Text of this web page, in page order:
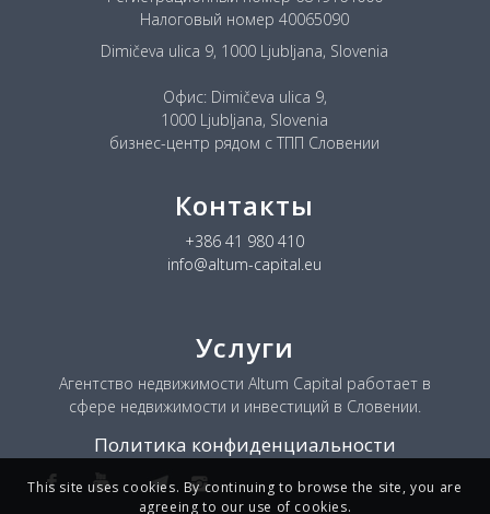
Налоговый номер 40065090
Dimičeva ulica 9, 1000 Ljubljana, Slovenia
Офис: Dimičeva ulica 9,
1000 Ljubljana, Slovenia
бизнес-центр рядом с ТПП Словении
Контакты
+386 41 980 410
info@altum-capital.eu
Услуги
Агентство недвижимости Altum Capital работает в
сфере недвижимости и инвестиций в Словении.
Политика конфиденциальности
This site uses cookies. By continuing to browse the site, you are
agreeing to our use of cookies.